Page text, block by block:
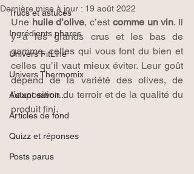
Trucs et astuces
Ingrédients phares
Univers FitLine
Univers Thermomix
Autant savoir...
Articles de fond
Quizz et réponses
Posts parus
Dernière mise à jour : 19 août 2022
Une huile d’olive, c’est comme un vin. Il
y a les grands crus et les bas de
gamme, celles qui vous font du bien et
celles qu’il vaut mieux éviter. Leur goût
dépend de la variété des olives, de
l’exposition du terroir et de la qualité du
produit fini.